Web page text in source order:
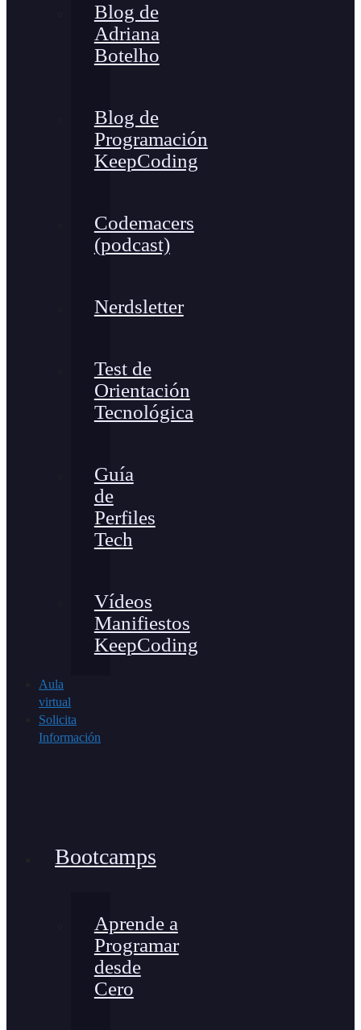
Blog de
Adriana
Botelho
Blog de
Programación
KeepCoding
Codemacers
(podcast)
Nerdsletter
Test de
Orientación
Tecnológica
Guía
de
Perfiles
Tech
Vídeos
Manifiestos
KeepCoding
Aula
virtual
Solicita
Información
Bootcamps
Aprende a
Programar
desde
Cero